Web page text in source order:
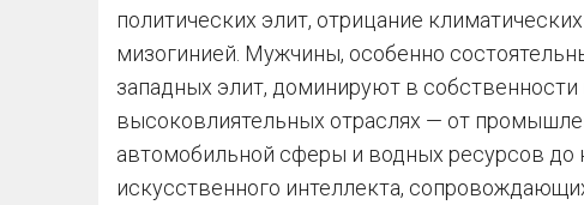
политических элит, отрицание
мизогинией. Мужчины, особенно
западных элит, доминируют в
высоковлиятельных отраслях — от
автомобильной сферы и водных ресурсов до
искусственного интеллекта,